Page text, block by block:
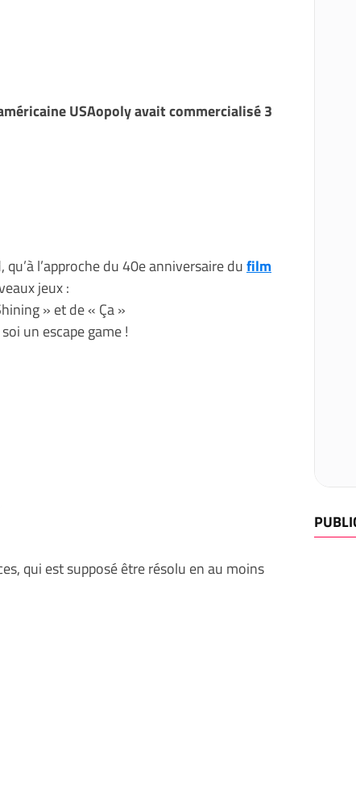
USAopoly avait commercialisé 3
l’approche du 40e anniversaire dufilm
jeux :
» et de « Ça »
un escape game !
qui est supposé être résolu en au moins